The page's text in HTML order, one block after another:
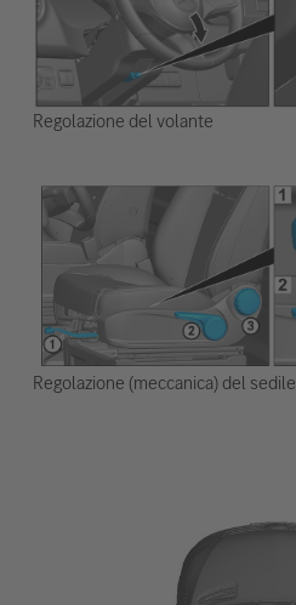
Regolazione del volante
Regolazione (meccanica) del sedile